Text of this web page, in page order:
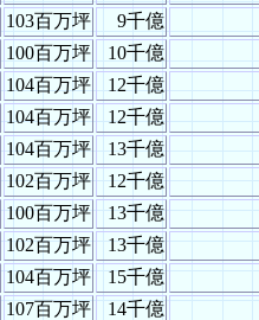
103百万坪
9千億
100百万坪
10千億
104百万坪
12千億
104百万坪
12千億
104百万坪
13千億
102百万坪
12千億
100百万坪
13千億
102百万坪
13千億
104百万坪
15千億
107百万坪
14千億